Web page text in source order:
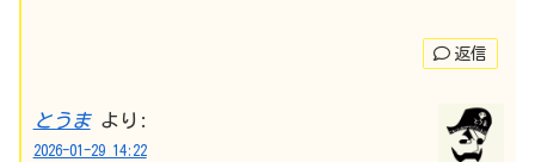
返信
とうま より:
2026-01-29 14:22